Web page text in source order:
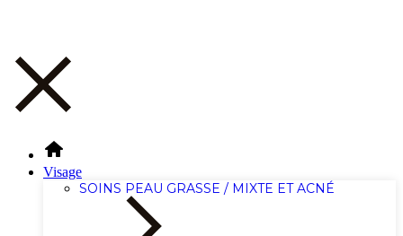
Visage
SOINS PEAU GRASSE / MIXTE ET ACNÉ